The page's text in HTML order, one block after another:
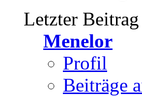
Letzter
Menelor
Profil
Beiträge